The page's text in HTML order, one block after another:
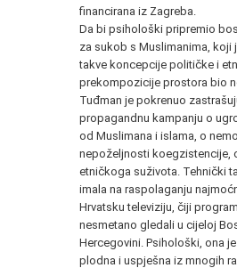
financirana iz Zagreba.
Da bi psihološki pripremio
za sukob s Muslimanima, koji
takve koncepcije političke i
prekompozicije prostora bio
Tuđman je pokrenuo
propagandnu kampanju o
od Muslimana i islama, o
nepoželjnosti koegzistencije,
etničkoga suživota. Tehnički
imala na raspolaganju
Hrvatsku televiziju, čiji
nesmetano gledali u cijeloj
Hercegovini. Psihološki, ona
plodna i uspješna iz mnogih